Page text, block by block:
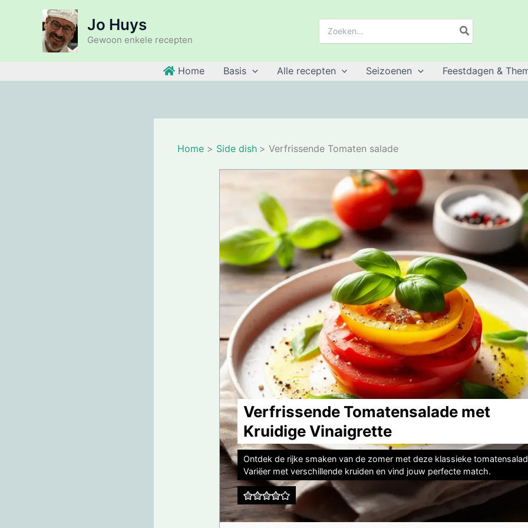
Jo Huys
Gewoon enkele recepten
Home Basis Alle recepten Seizoenen Feestdagen &
Home Side dish Verfrissende Tomaten salade
Verfrissende Tomatensalade met
Kruidige Vinaigrette
Ontdek de rijke smaken van de zomer met deze klassieke
Variëer met verschillende kruiden en vind jouw perfecte match.